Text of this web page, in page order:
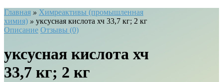
Главная » Химреактивы (промышленная
химия) » уксусная кислота хч 33,7 кг; 2 кг
Описание Отзывы (0)
уксусная кислота хч
33,7 кг; 2 кг